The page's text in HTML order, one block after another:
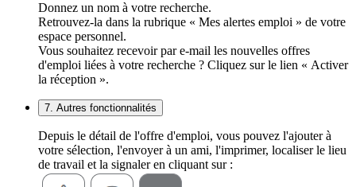
Donnez un nom à votre recherche.
Retrouvez-la dans la rubrique « Mes alertes emploi » de votre
espace personnel.
Vous souhaitez recevoir par e-mail les nouvelles offres
d'emploi liées à votre recherche ? Cliquez sur le lien « Activer
la réception ».
7. Autres fonctionnalités
Depuis le détail de l'offre d'emploi, vous pouvez l'ajouter à
votre sélection, l'envoyer à un ami, l'imprimer, localiser le lieu
de travail et la signaler en cliquant sur :